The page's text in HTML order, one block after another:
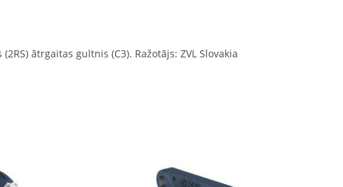
ātrgaitas gultnis (C3). Ražotājs: ZVL Slovakia